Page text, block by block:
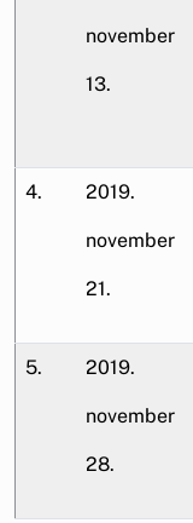
november
13.
4. 2019.
november
21.
5. 2019.
november
28.